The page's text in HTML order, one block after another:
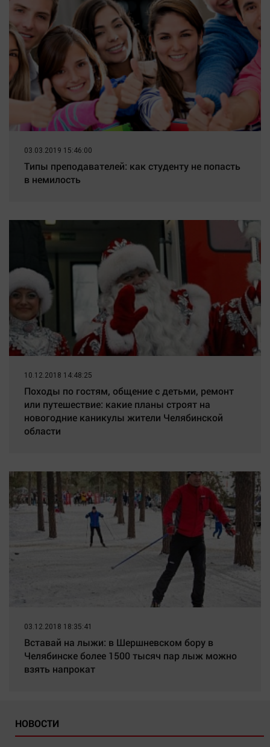
03.03.2019 15:46:00
Типы преподавателей: как студенту не попасть
в немилость
10.12.2018 14:48:25
Походы по гостям, общение с детьми, ремонт
или путешествие: какие планы строят на
новогодние каникулы жители Челябинской
области
03.12.2018 18:35:41
Вставай на лыжи: в Шершневском бору в
Челябинске более 1500 тысяч пар лыж можно
взять напрокат
НОВОСТИ